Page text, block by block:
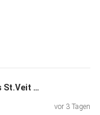
KLGSCH - 06.08.26 | Nadine aus St.Veit ad Gölsen
vor 3 Tagen